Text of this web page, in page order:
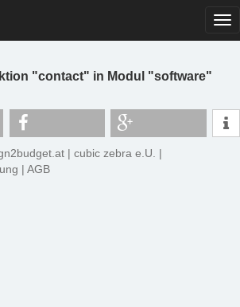
"contact" in Modul "software"
|cubic zebra e.U.
|
|AGB